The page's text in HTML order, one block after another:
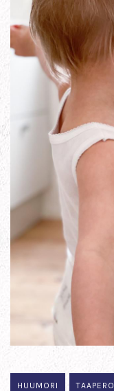
HUUMORI TAAPERO